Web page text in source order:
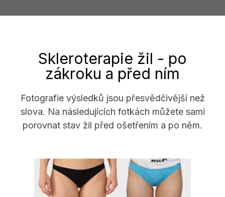
Skleroterapie žil - po
zákroku a před ním
Fotografie výsledků jsou přesvědčivější než
slova. Na následujících fotkách můžete sami
porovnat stav žil před ošetřením a po něm.